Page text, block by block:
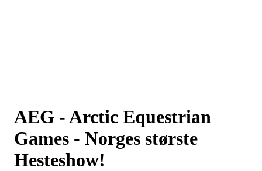
AEG - Arctic Equestrian
Games - Norges største
Hesteshow!